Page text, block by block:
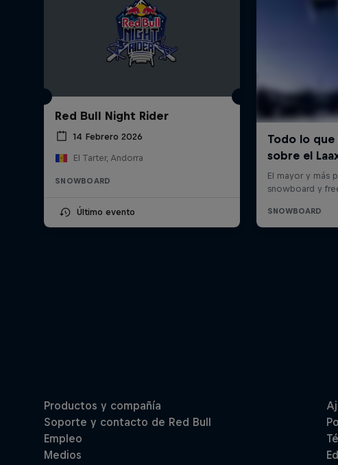
Red Bull Night Rider
14 Febrero 2026
El Tarter, Andorra
SNOWBOARD
Último evento